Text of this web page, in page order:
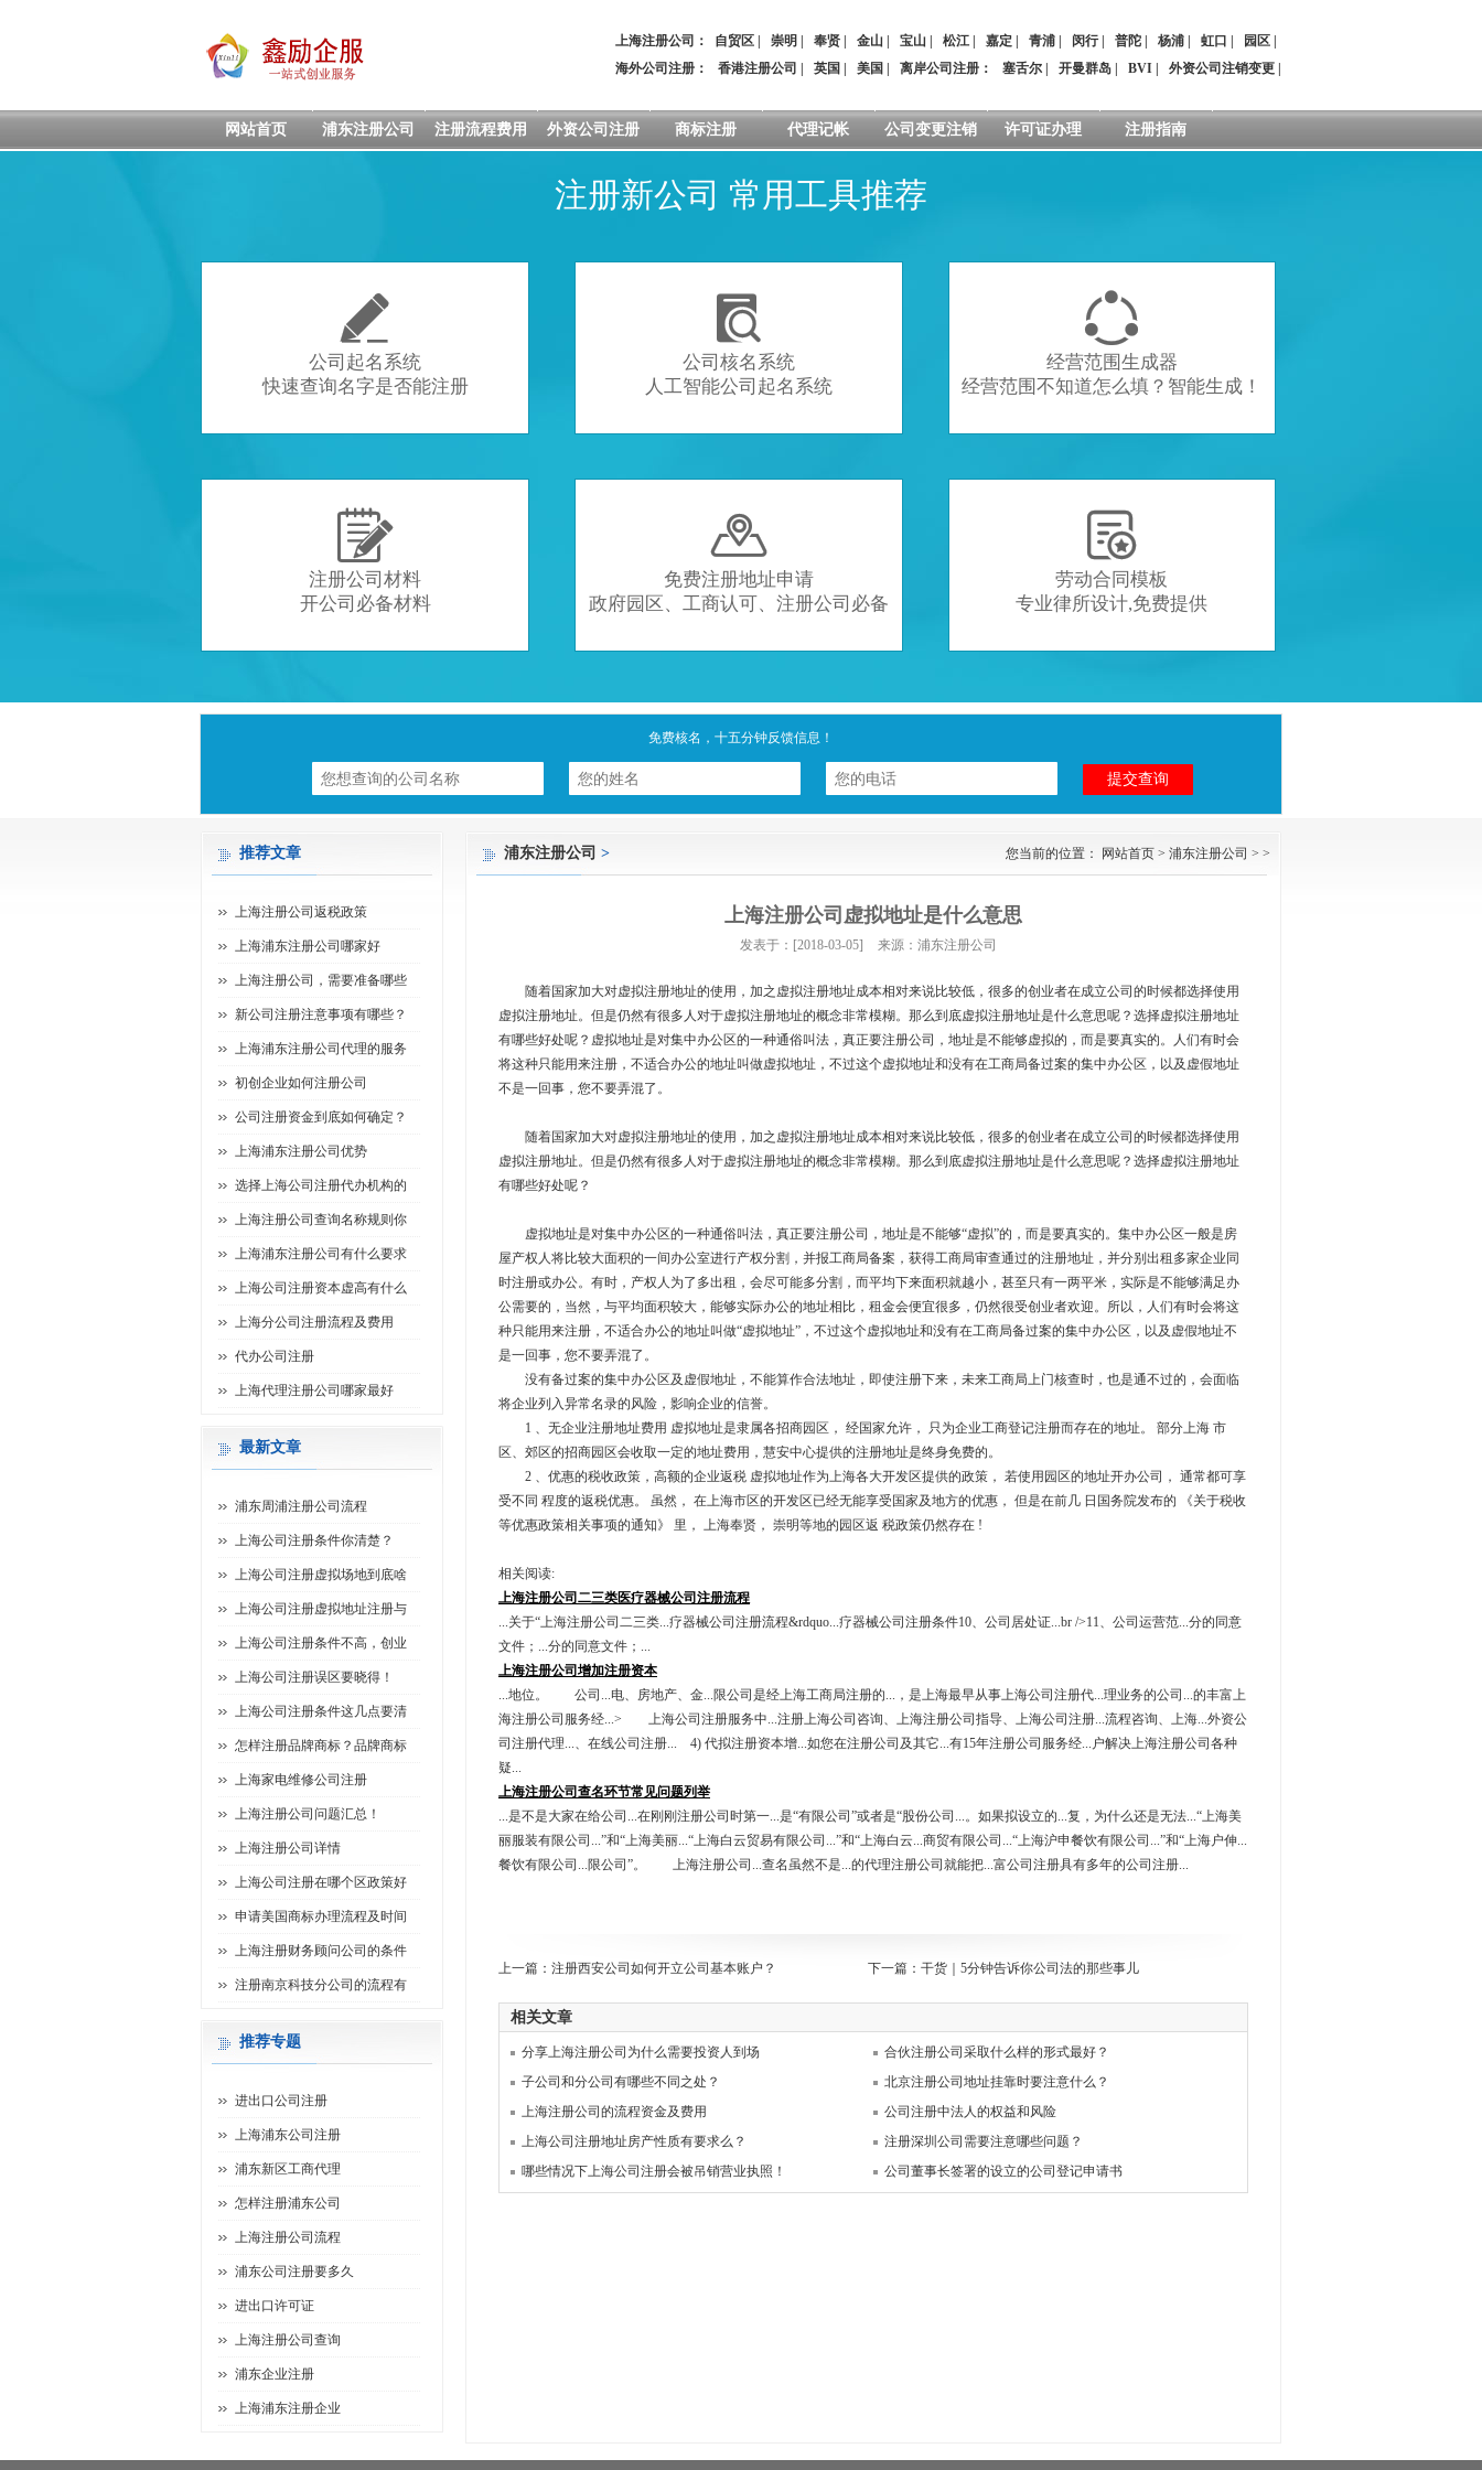
上海注册公司： 自贸区 崇明 奉贤 金山 宝山 松江 嘉定 青浦 闵行| 普陀 杨浦 虹口 园区
海外公司注册：
香港注册公司 英国 美国 离岸公司注册 ： 塞舌尔 开曼群岛 BVI 外资公司注销变更
网站首页 浦东注册公司 注册流程费用 外资公司注册 商标注册 代理记帐 公司变更注销 许可证办理 注册指南
注册新公司 常用工具推荐

公司起名系统
快速查询名字是否能注册

公司核名系统
人工智能公司起名系统

经营范围生成器
经营范围不知道怎么填？智能生成！

注册公司材料
开公司必备材料

免费注册地址申请
政府园区、工商认可、注册公司必备

劳动合同模板
专业律所设计,免费提供
免费核名，十五分钟反馈信息！
浦东注册公司 > 您当前的位置： 网站首页 > 浦东注册公司 > >
上海注册公司虚拟地址是什么意思
发表于：[2018-03-05] 来源：浦东注册公司
随着国家加大对虚拟注册地址的使用，加之虚拟注册地址成本相对来说比较低，很多的创业者在成立公司的时候都选择使用
虚拟注册地址。但是仍然有很多人对于虚拟注册地址的概念非常模糊。那么到底虚拟注册地址是什么意思呢？选择虚拟注册地址
有哪些好处呢？虚拟地址是对集中办公区的一种通俗叫法，真正要注册公司，地址是不能够虚拟的，而是要真实的。人们有时会
将这种只能用来注册，不适合办公的地址叫做虚拟地址，不过这个虚拟地址和没有在工商局备过案的集中办公区，以及虚假地址
不是一回事，您不要弄混了。
随着国家加大对虚拟注册地址的使用，加之虚拟注册地址成本相对来说比较低，很多的创业者在成立公司的时候都选择使用
虚拟注册地址。但是仍然有很多人对于虚拟注册地址的概念非常模糊。那么到底虚拟注册地址是什么意思呢？选择虚拟注册地址
有哪些好处呢？
虚拟地址是对集中办公区的一种通俗叫法，真正要注册公司，地址是不能够“虚拟”的，而是要真实的。集中办公区一般是房
屋产权人将比较大面积的一间办公室进行产权分割，并报工商局备案，获得工商局审查通过的注册地址，并分别出租多家企业同
时注册或办公。有时，产权人为了多出租，会尽可能多分割，而平均下来面积就越小，甚至只有一两平米，实际是不能够满足办
公需要的，当然，与平均面积较大，能够实际办公的地址相比，租金会便宜很多，仍然很受创业者欢迎。所以，人们有时会将这
种只能用来注册，不适合办公的地址叫做“虚拟地址”，不过这个虚拟地址和没有在工商局备过案的集中办公区，以及虚假地址不
是一回事，您不要弄混了。
没有备过案的集中办公区及虚假地址，不能算作合法地址，即使注册下来，未来工商局上门核查时，也是通不过的，会面临
将企业列入异常名录的风险，影响企业的信誉。
1 、无企业注册地址费用 虚拟地址是隶属各招商园区， 经国家允许， 只为企业工商登记注册而存在的地址。 部分上海 市
区、郊区的招商园区会收取一定的地址费用，慧安中心提供的注册地址是终身免费的。
2 、优惠的税收政策，高额的企业返税 虚拟地址作为上海各大开发区提供的政策， 若使用园区的地址开办公司， 通常都可享
受不同 程度的返税优惠。 虽然， 在上海市区的开发区已经无能享受国家及地方的优惠， 但是在前几 日国务院发布的 《关于税收
等优惠政策相关事项的通知》 里， 上海奉贤， 崇明等地的园区返 税政策仍然存在 !
相关阅读:
上海注册公司二三类医疗器械公司注册流程
...关于“上海注册公司二三类...疗器械公司注册流程&rdquo...疗器械公司注册条件10、公司居处证...br />11、公司运营范...分的同意
文件；...分的同意文件；...
上海注册公司增加注册资本
...地位。 公司...电、房地产、金...限公司是经上海工商局注册的...，是上海最早从事上海公司注册代...理业务的公司...的丰富上
海注册公司服务经...> 上海公司注册服务中...注册上海公司咨询、上海注册公司指导、上海公司注册...流程咨询、上海...外资公
司注册代理...、在线公司注册... 4) 代拟注册资本增...如您在注册公司及其它...有15年注册公司服务经...户解决上海注册公司各种
疑...
上海注册公司查名环节常见问题列举
...是不是大家在给公司...在刚刚注册公司时第一...是“有限公司”或者是“股份公司...。如果拟设立的...复，为什么还是无法...“上海美
丽服装有限公司...”和“上海美丽...“上海白云贸易有限公司...”和“上海白云...商贸有限公司...“上海沪申餐饮有限公司...”和“上海户伸...
餐饮有限公司...限公司”。 上海注册公司...查名虽然不是...的代理注册公司就能把...富公司注册具有多年的公司注册...
上一篇： 注册西安公司如何开立公司基本账户？ 下一篇： 干货｜5分钟告诉你公司法的那些事儿
相关文章
分享上海注册公司为什么需要投资人到场
合伙注册公司采取什么样的形式最好？
子公司和分公司有哪些不同之处？
北京注册公司地址挂靠时要注意什么？
上海注册公司的流程资金及费用
公司注册中法人的权益和风险
上海公司注册地址房产性质有要求么？
注册深圳公司需要注意哪些问题？
哪些情况下上海公司注册会被吊销营业执照！
公司董事长签署的设立的公司登记申请书
推荐文章
上海注册公司返税政策
上海浦东注册公司哪家好
上海注册公司，需要准备哪些
新公司注册注意事项有哪些？
上海浦东注册公司代理的服务
初创企业如何注册公司
公司注册资金到底如何确定？
上海浦东注册公司优势
选择上海公司注册代办机构的
上海注册公司查询名称规则你
上海浦东注册公司有什么要求
上海公司注册资本虚高有什么
上海分公司注册流程及费用
代办公司注册
上海代理注册公司哪家最好
最新文章
浦东周浦注册公司流程
上海公司注册条件你清楚？
上海公司注册虚拟场地到底啥
上海公司注册虚拟地址注册与
上海公司注册条件不高，创业
上海公司注册误区要晓得！
上海公司注册条件这几点要清
怎样注册品牌商标？品牌商标
上海家电维修公司注册
上海注册公司问题汇总！
上海注册公司详情
上海公司注册在哪个区政策好
申请美国商标办理流程及时间
上海注册财务顾问公司的条件
注册南京科技分公司的流程有
推荐专题
进出口公司注册
上海浦东公司注册
浦东新区工商代理
怎样注册浦东公司
上海注册公司流程
浦东公司注册要多久
进出口许可证
上海注册公司查询
浦东企业注册
上海浦东注册企业